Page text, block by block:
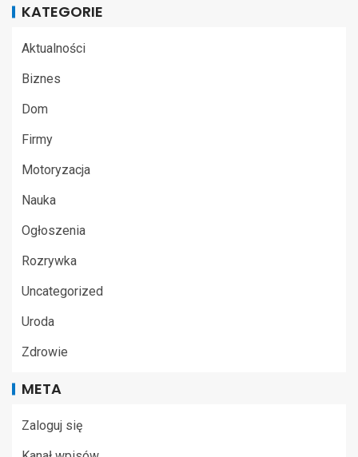
KATEGORIE
Aktualności
Biznes
Dom
Firmy
Motoryzacja
Nauka
Ogłoszenia
Rozrywka
Uncategorized
Uroda
Zdrowie
META
Zaloguj się